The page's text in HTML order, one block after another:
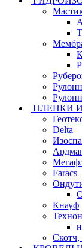
ПЛЕНКИ
Delta
Faracs
Кнауф